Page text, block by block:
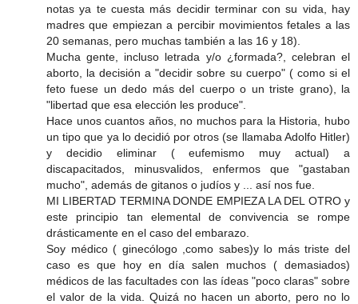
notas ya te cuesta más decidir terminar con su vida, hay
madres que empiezan a percibir movimientos fetales a las
20 semanas, pero muchas también a las 16 y 18).
Mucha gente, incluso letrada y/o ¿formada?, celebran el
aborto, la decisión a "decidir sobre su cuerpo" ( como si el
feto fuese un dedo más del cuerpo o un triste grano), la
"libertad que esa elección les produce".
Hace unos cuantos años, no muchos para la Historia, hubo
un tipo que ya lo decidió por otros (se llamaba Adolfo Hitler)
y decidio eliminar ( eufemismo muy actual) a
discapacitados, minusvalidos, enfermos que "gastaban
mucho", además de gitanos o judíos y ... así nos fue.
MI LIBERTAD TERMINA DONDE EMPIEZA LA DEL OTRO y
este principio tan elemental de convivencia se rompe
drásticamente en el caso del embarazo.
Soy médico ( ginecólogo ,como sabes)y lo más triste del
caso es que hoy en día salen muchos ( demasiados)
médicos de las facultades con las ídeas "poco claras" sobre
el valor de la vida. Quizá no hacen un aborto, pero no lo